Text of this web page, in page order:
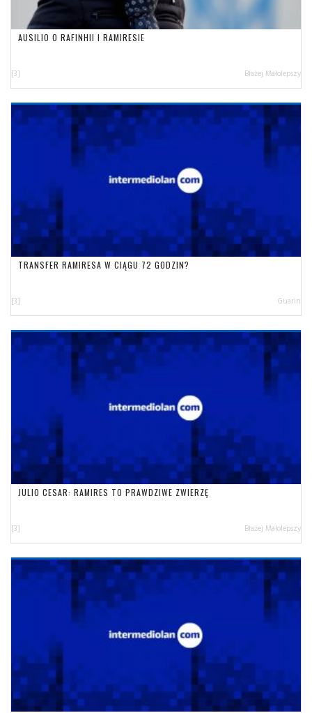
AUSILIO O RAFINHII I RAMIRESIE
[3] Błażej Małolepszy
TRANSFER RAMIRESA W CIĄGU 72 GODZIN?
[3] Guarin
JULIO CESAR: RAMIRES TO PRAWDZIWE ZWIERZĘ
[3] Błażej Małolepszy